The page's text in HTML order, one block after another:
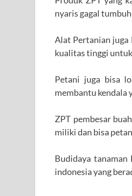
nyaris gagal
Alat Pertanian juga
kualitas tinggi
Petani juga bisa
membantu kendala
ZPT pembesar
miliki dan bisa
Budidaya
indonesia yang